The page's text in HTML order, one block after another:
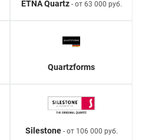
ETNA Quartz- от 63 000 руб.
Quartzforms
Silestone- от 106 000 руб.